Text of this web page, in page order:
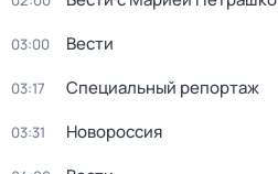
03:00 Вести
03:17 Специальный репортаж
03:31 Новороссия